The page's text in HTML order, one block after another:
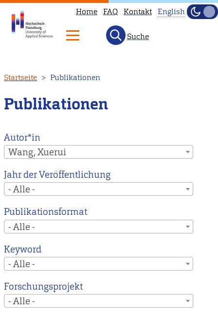
zum
Inhalt
Home FAQ Kontakt
to
our
main
instead.
English
Hell
Suche
Startseite Publikationen
Publikationen
Autor*in
Wang, Xuerui
Jahr der Veröffentlichung
- Alle -
Publikationsformat
- Alle -
Keyword
- Alle -
Forschungsprojekt
- Alle -